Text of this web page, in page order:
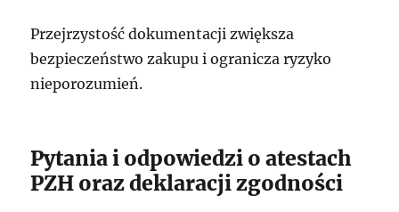
Przejrzystość dokumentacji zwiększa
bezpieczeństwo zakupu i ogranicza ryzyko
nieporozumień.
Pytania i odpowiedzi o atestach
PZH oraz deklaracji zgodności